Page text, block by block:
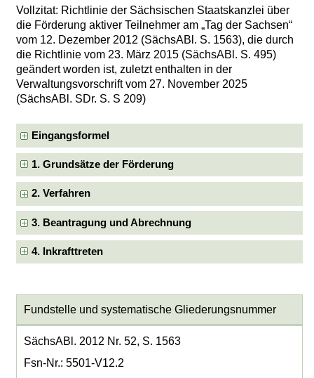
Vollzitat: Richtlinie der Sächsischen Staatskanzlei über
die Förderung aktiver Teilnehmer am „Tag der Sachsen“
vom 12. Dezember 2012 (SächsABl. S. 1563), die durch
die Richtlinie vom 23. März 2015 (SächsABl. S. 495)
geändert worden ist, zuletzt enthalten in der
Verwaltungsvorschrift vom 27. November 2025
(SächsABl. SDr. S. S 209)
Eingangsformel
1. Grundsätze der Förderung
2. Verfahren
3. Beantragung und Abrechnung
4. Inkrafttreten
Fundstelle und systematische Gliederungsnummer
SächsABl. 2012 Nr. 52, S. 1563
Fsn-Nr.: 5501-V12.2